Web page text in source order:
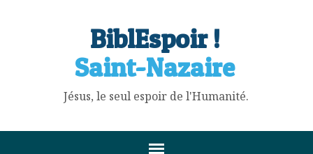
BiblEspoir !
Saint-Nazaire
Jésus, le seul espoir de l'Humanité.